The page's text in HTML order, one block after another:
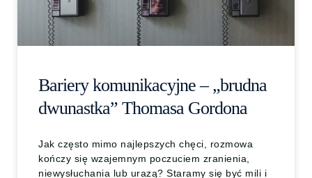
Bariery komunikacyjne – „brudna
dwunastka” Thomasa Gordona
Jak często mimo najlepszych chęci, rozmowa
kończy się wzajemnym poczuciem zranienia,
niewysłuchania lub urazą? Staramy się być mili i